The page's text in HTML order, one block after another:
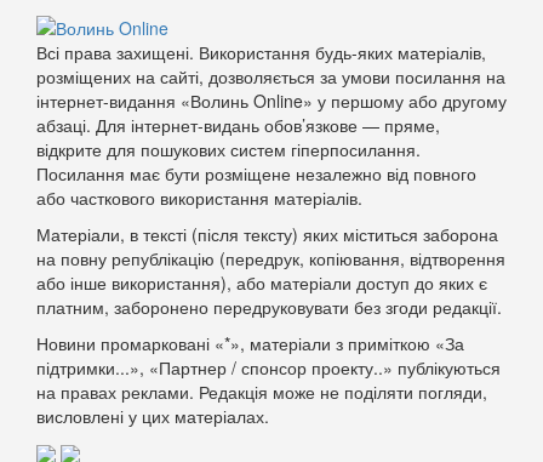
Всі права захищені. Використання будь-яких матеріалів,
розміщених на сайті, дозволяється за умови посилання на
інтернет-видання «Волинь Online» у першому або другому
абзаці. Для інтернет-видань обов’язкове — пряме,
відкрите для пошукових систем гіперпосилання.
Посилання має бути розміщене незалежно від повного
або часткового використання матеріалів.
Матеріали, в тексті (після тексту) яких міститься заборона
на повну републікацію (передрук, копіювання, відтворення
або інше використання), або матеріали доступ до яких є
платним, заборонено передруковувати без згоди редакції.
Новини промарковані «*», матеріали з приміткою «За
підтримки...», «Партнер / спонсор проекту..» публікуються
на правах реклами. Редакція може не поділяти погляди,
висловлені у цих матеріалах.